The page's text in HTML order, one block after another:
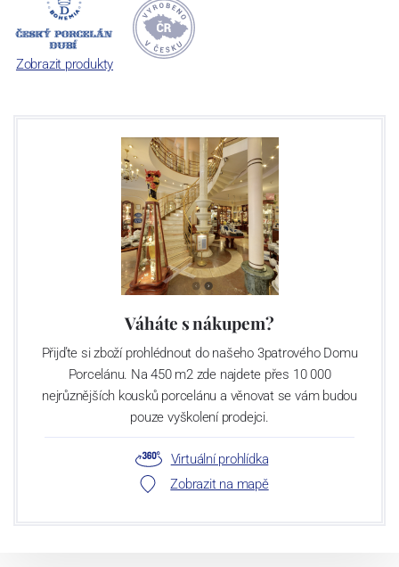
počet jeho dílů v cibulovém provedení je 850 tvarů. Tyto výrobky
jsou garantovány Asociací sklářského a keramického průmyslu
České republiky jako „
Český výrobek
Zobrazit produkty
Váháte s nákupem?
Přijďte si zboží prohlédnout do našeho 3patrového Domu
Porcelánu. Na 450 m2 zde najdete přes 10 000
nejrůznějších kousků porcelánu a věnovat se vám budou
pouze vyškolení prodejci.
Virtuální prohlídka
Zobrazit na mapě